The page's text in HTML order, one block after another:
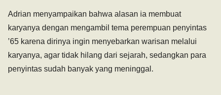
Adrian menyampaikan bahwa alasan ia membuat
karyanya dengan mengambil tema perempuan penyintas
’65 karena dirinya ingin menyebarkan warisan melalui
karyanya, agar tidak hilang dari sejarah, sedangkan para
penyintas sudah banyak yang meninggal.